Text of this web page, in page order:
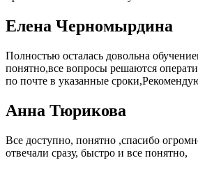
Елена Черномырдина
Полностью осталась довольна
понятно,все вопросы решаются
по почте в указанные
Анна Тюрикова
Все доступно, понятно ,спасибо
отвечали сразу, быстро и все понятно,